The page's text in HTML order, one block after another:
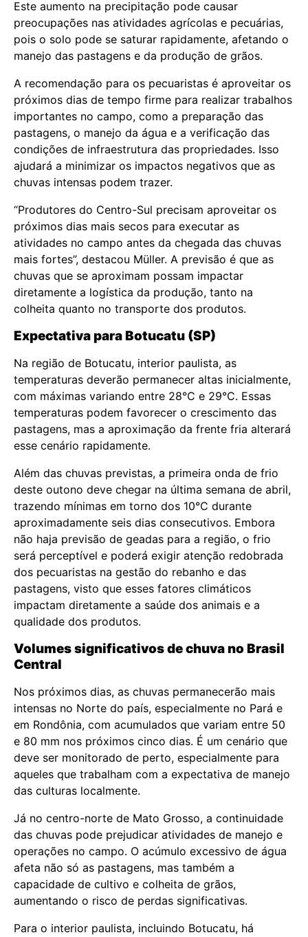
Este aumento na precipitação pode causar
preocupações nas atividades agrícolas e pecuárias,
pois o solo pode se saturar rapidamente, afetando o
manejo das pastagens e da produção de grãos.
A recomendação para os pecuaristas é aproveitar os
próximos dias de tempo firme para realizar trabalhos
importantes no campo, como a preparação das
pastagens, o manejo da água e a verificação das
condições de infraestrutura das propriedades. Isso
ajudará a minimizar os impactos negativos que as
chuvas intensas podem trazer.
“Produtores do Centro-Sul precisam aproveitar os
próximos dias mais secos para executar as
atividades no campo antes da chegada das chuvas
mais fortes”, destacou Müller. A previsão é que as
chuvas que se aproximam possam impactar
diretamente a logística da produção, tanto na
colheita quanto no transporte dos produtos.
Expectativa para Botucatu (SP)
Na região de Botucatu, interior paulista, as
temperaturas deverão permanecer altas inicialmente,
com máximas variando entre 28°C e 29°C. Essas
temperaturas podem favorecer o crescimento das
pastagens, mas a aproximação da frente fria alterará
esse cenário rapidamente.
Além das chuvas previstas, a primeira onda de frio
deste outono deve chegar na última semana de abril,
trazendo mínimas em torno dos 10°C durante
aproximadamente seis dias consecutivos. Embora
não haja previsão de geadas para a região, o frio
será perceptível e poderá exigir atenção redobrada
dos pecuaristas na gestão do rebanho e das
pastagens, visto que esses fatores climáticos
impactam diretamente a saúde dos animais e a
qualidade dos produtos.
Volumes significativos de chuva no Brasil
Central
Nos próximos dias, as chuvas permanecerão mais
intensas no Norte do país, especialmente no Pará e
em Rondônia, com acumulados que variam entre 50
e 80 mm nos próximos cinco dias. É um cenário que
deve ser monitorado de perto, especialmente para
aqueles que trabalham com a expectativa de manejo
das culturas localmente.
Já no centro-norte de Mato Grosso, a continuidade
das chuvas pode prejudicar atividades de manejo e
operações no campo. O acúmulo excessivo de água
afeta não só as pastagens, mas também a
capacidade de cultivo e colheita de grãos,
aumentando o risco de perdas significativas.
Para o interior paulista, incluindo Botucatu, há